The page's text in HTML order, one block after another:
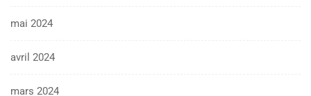
mai 2024
avril 2024
mars 2024